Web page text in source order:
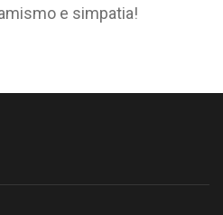
e simpatia!